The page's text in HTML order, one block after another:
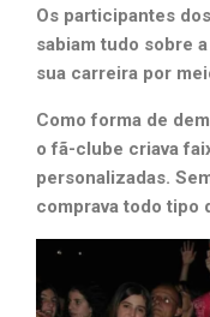
Os participantes
sabiam tudo sobre
sua carreira por
Como forma de
o fã-clube criava
personalizadas.
comprava todo tipo